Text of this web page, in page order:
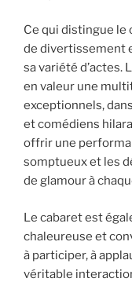
Ce qui distingue le
de divertissement
sa variété d’actes.
en valeur une
exceptionnels,
et comédiens
offrir une
somptueux et les
de glamour à
Le cabaret est
chaleureuse et
à participer, à
véritable